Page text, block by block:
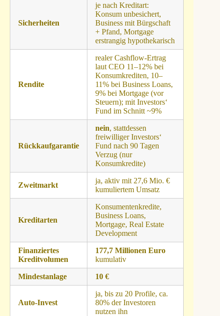
Sicherheiten
je nach Kreditart:
Konsum unbesichert,
Business mit Bürgschaft
+ Pfand, Mortgage
erstrangig hypothekarisch
Rendite
realer Cashflow-Ertrag
laut CEO 11–12% bei
Konsumkrediten, 10–
11% bei Business Loans,
9% bei Mortgage (vor
Steuern); mit Investors‘
Fund im Schnitt ~9%
Rückkaufgarantie
nein, stattdessen
freiwilliger Investors‘
Fund nach 90 Tagen
Verzug (nur
Konsumkredite)
Zweitmarkt
ja, aktiv mit 27,6 Mio. €
kumuliertem Umsatz
Kreditarten
Konsumentenkredite,
Business Loans,
Mortgage, Real Estate
Development
Finanziertes
Kreditvolumen
177,7 Millionen Euro
kumulativ
Mindestanlage 10 €
Auto-Invest
ja, bis zu 20 Profile, ca.
80% der Investoren
nutzen ihn